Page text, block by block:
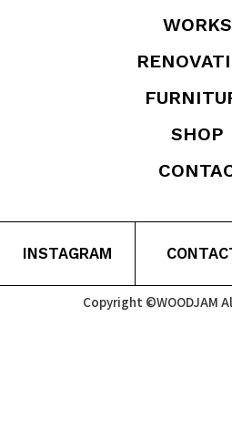
WORKS
SHOP
INSTAGRAM
Copyright ©WOODJAM